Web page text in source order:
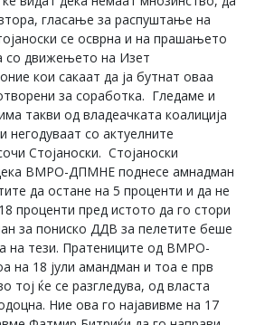
гласање за распуштање на
се осврна и на прашањето
со движењето на Изет
кои сакаат да ја бутнат оваа
за соработка. Гледаме и
такви од владеачката коалиција
негодуваат со актуелните
Стојаноски. Стојаноски
ВМРО-ДПМНЕ поднесе амнадман
да остане на 5 проценти и да не
проценти пред истото да го стори
за пониско ДДВ за пелетите беше
на тези. Пратениците од ВМРО-
на 18 јули амандман и тоа е прв
тој ќе се разгледува, од власта
Ние ова го најавивме на 17